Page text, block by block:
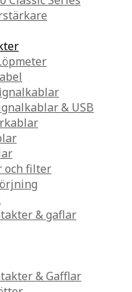
& USB
och filter
& gaflar
& Gafflar